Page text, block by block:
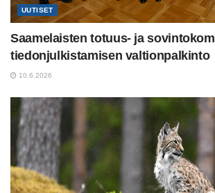
UUTISET
Saamelaisten totuus- ja
tiedonjulkistamisen valtionpalkinto
10.6.2026